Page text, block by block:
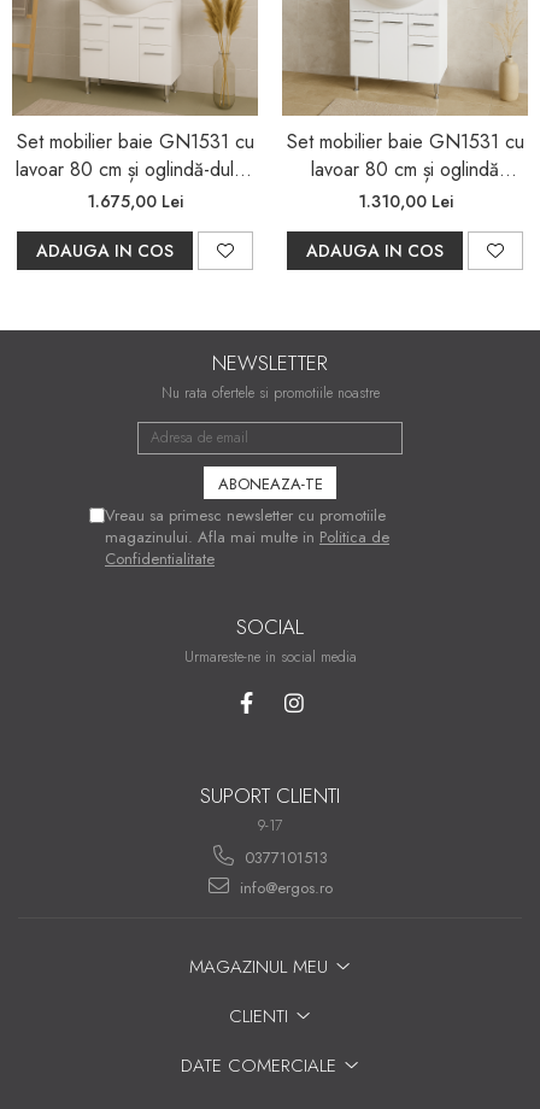
Set mobilier baie GN1531 cu
lavoar 80 cm și oglindă-dulap
Celine LED, alb
1.675,00 Lei
ADAUGA IN COS
Set mobilier baie GN1531 cu
lavoar 80 cm și oglindă
GN0551, alb
1.310,00 Lei
ADAUGA IN COS
NEWSLETTER
Nu rata ofertele si promotiile noastre
Vreau sa primesc newsletter cu promotiile
magazinului. Afla mai multe in Politica de
Confidentialitate
SOCIAL
Urmareste-ne in social media
SUPORT CLIENTI
9-17
0377101513
info@ergos.ro
MAGAZINUL MEU
CLIENTI
DATE COMERCIALE